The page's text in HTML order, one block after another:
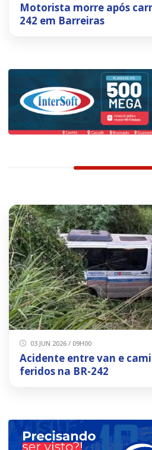
Motorista morre após
242 em Barreiras
03 JUN 2026 / 09H00
Acidente entre van e
feridos na BR-242